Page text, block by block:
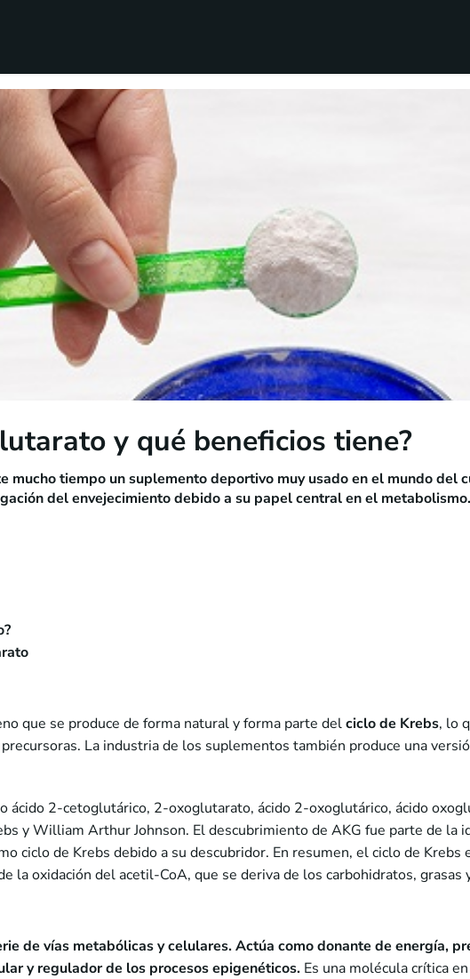
y qué beneficios tiene?
tiempo un suplemento deportivo muy usado en el mundo del
del envejecimiento debido a su papel central en el metabolismo.
que se produce de forma natural y forma parte delciclo de Krebs, lo
La industria de los suplementos también produce una
ácido 2-cetoglutárico, 2-oxoglutarato, ácido 2-oxoglutárico, ácido
y William Arthur Johnson. El descubrimiento de AKG fue parte de la
ciclo de Krebs debido a su descubridor. En resumen, el ciclo de Krebs
la oxidación del acetil-CoA, que se deriva de los carbohidratos, grasas
de vías metabólicas y celulares. Actúa como donante de energía,
y regulador de los procesos epigenéticos. Es una molécula crítica